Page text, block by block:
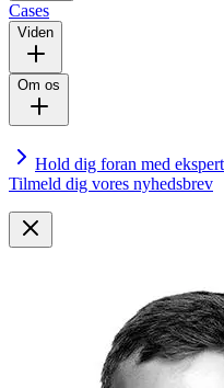
Cases
Viden
Om os
Hold dig foran med
Tilmeld dig vores nyhedsbrev